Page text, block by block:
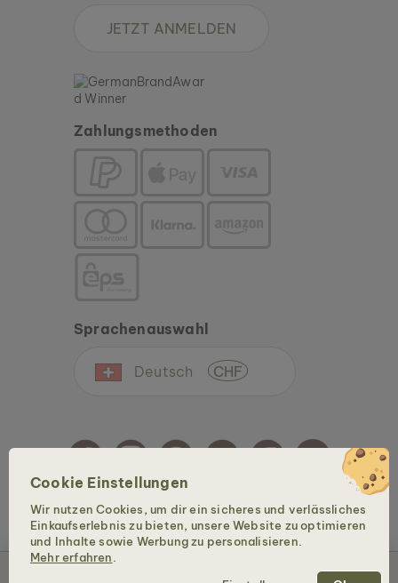
Cookie Einstellungen
Wir nutzen Cookies, um dir ein sicheres und verlässliches
Einkaufserlebnis zu bieten, unsere Website zu optimieren
und Inhalte sowie Werbung zu personalisieren.
Mehr erfahren
JETZT ANMELDEN
Zahlungsmethoden
Sprachenauswahl
Deutsch CHF
Copyright © 2026 Holzkern - Eine Marke der Time for Nature GmbH. Alle Rechte
vorbehalten.